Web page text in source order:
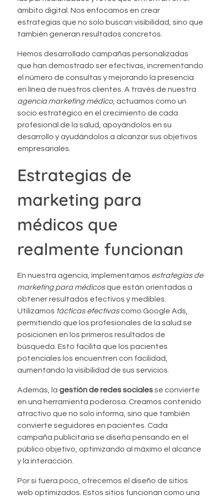
ámbito digital. Nos enfocamos en crear
estrategias que no solo buscan visibilidad, sino que
también generan resultados concretos.
Hemos desarrollado campañas personalizadas
que han demostrado ser efectivas, incrementando
el número de consultas y mejorando la presencia
en línea de nuestros clientes. A través de nuestra
agencia marketing médico, actuamos como un
socio estratégico en el crecimiento de cada
profesional de la salud, apoyándolos en su
desarrollo y ayudándolos a alcanzar sus objetivos
empresariales.
Estrategias de
marketing para
médicos que
realmente funcionan
En nuestra agencia, implementamos estrategias de
marketing para médicosque están orientadas a
obtener resultados efectivos y medibles.
Utilizamos tácticas efectivascomo Google Ads,
permitiendo que los profesionales de la salud se
posicionen en los primeros resultados de
búsqueda. Esto facilita que los pacientes
potenciales los encuentren con facilidad,
aumentando la visibilidad de sus servicios.
Además, la gestión de redes socialesse convierte
en una herramienta poderosa. Creamos contenido
atractivo que no solo informa, sino que también
convierte seguidores en pacientes. Cada
campaña publicitaria se diseña pensando en el
público objetivo, optimizando al máximo el alcance
y la interacción.
Por si fuera poco, ofrecemos el diseño de sitios
web optimizados. Estos sitios funcionan como una